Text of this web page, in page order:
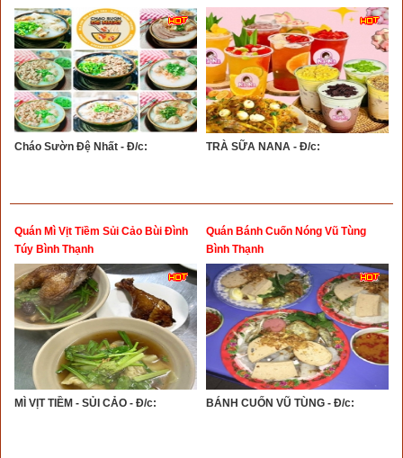
Cháo Sườn Đệ Nhất - Đ/c:
Bánh Tráng Trộn
TRÀ SỮA NANA - Đ/c:
Quán Mì Vịt Tiềm Sủi Cảo Bùi Đình
Túy Bình Thạnh
MÌ VỊT TIỀM - SỦI CẢO - Đ/c:
Quán Bánh Cuốn Nóng Vũ Tùng
Bình Thạnh
BÁNH CUỐN VŨ TÙNG - Đ/c: